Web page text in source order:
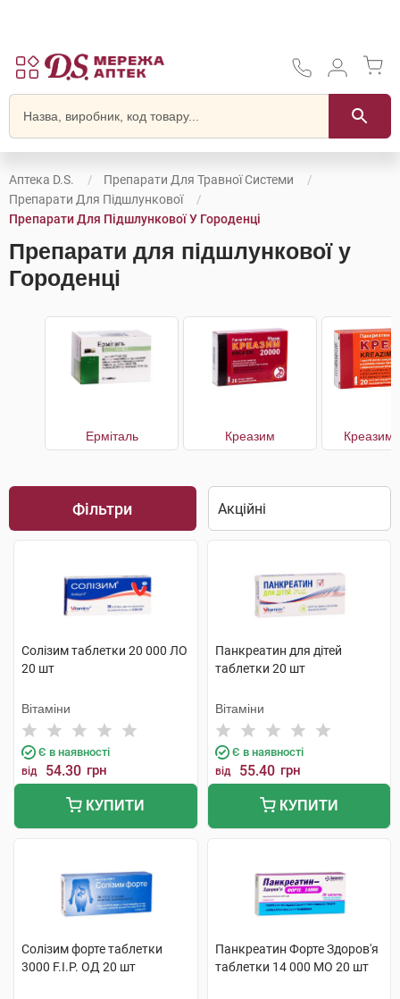
Аптека D.S.
Препарати Для Травної Системи
Препарати Для Підшлункової
Препарати Для Підшлункової У Городенці
Препарати для підшлункової у
Городенці
Ерміталь Креазим Креазим
Фільтри
Солізим таблетки 20 000 ЛО
20 шт
Вітаміни
Є в наявності
від 54.30 грн
КУПИТИ
Панкреатин для дітей
таблетки 20 шт
Вітаміни
Є в наявності
від 55.40 грн
КУПИТИ
Солізим форте таблетки
3000 F.I.P. ОД 20 шт
Панкреатин Форте Здоров'я
таблетки 14 000 МО 20 шт